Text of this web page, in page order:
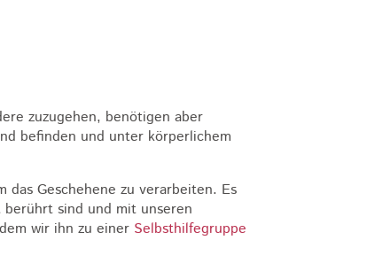
zuzugehen, benötigen aber
befinden und unter körperlichem
Geschehene zu verarbeiten. Es
sind und mit unseren
wir ihn zu einer Selbsthilfegruppe